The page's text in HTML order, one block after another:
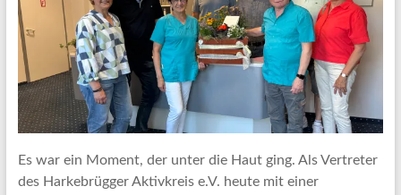
Es war ein Moment, der unter die Haut ging. Als Vertreter
des Harkebrügger Aktivkreis e.V. heute mit einer